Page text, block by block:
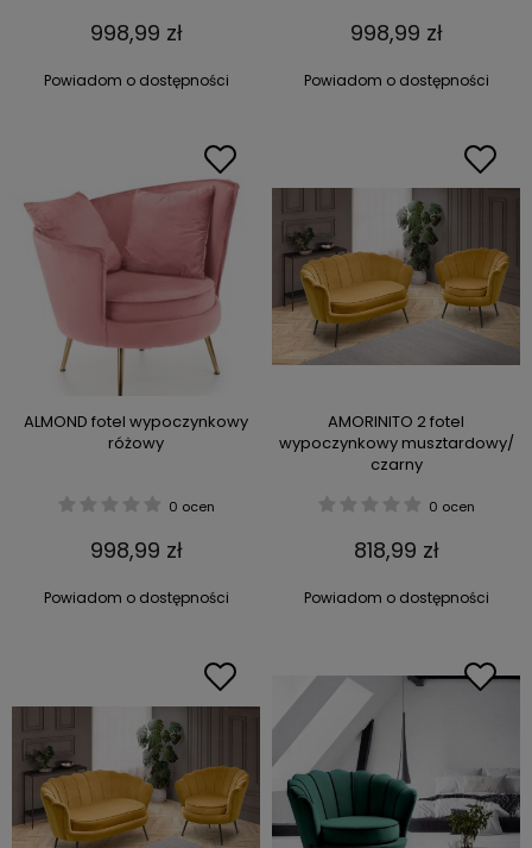
998,99 zł
Powiadom o dostępności
998,99 zł
Powiadom o dostępności
ALMOND fotel wypoczynkowy
różowy
0 ocen
998,99 zł
Powiadom o dostępności
AMORINITO 2 fotel
wypoczynkowy musztardowy/
czarny
0 ocen
818,99 zł
Powiadom o dostępności